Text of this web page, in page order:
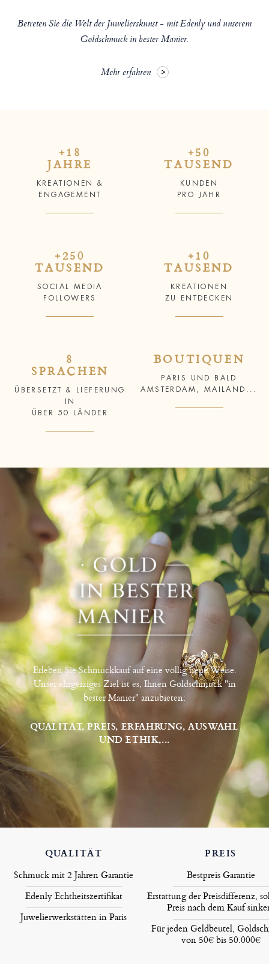
Betreten Sie die Welt der Juwelierskunst - mit Edenly und unserem
Goldschmuck in bester Manier.
Mehr erfahren
+18
JAHRE
KREATIONEN &
ENGAGEMENT
+50
TAUSEND
KUNDEN
PRO JAHR
+250
TAUSEND
SOCIAL MEDIA
FOLLOWERS
+10
TAUSEND
KREATIONEN
ZU ENTDECKEN
8
SPRACHEN
ÜBERSETZT & LIEFERUNG
IN
ÜBER 50 LÄNDER
BOUTIQUEN
PARIS UND BALD
AMSTERDAM, MAILAND...
Erleben Sie Schmuckkauf auf eine völlig neue Weise.
Unser ehrgeiziges Ziel ist es, Ihnen Goldschmuck "in
bester Manier" anzubieten:
QUALITÄT, PREIS, ERFAHRUNG, AUSWAHL
UND ETHIK,...
QUALITÄT
Schmuck mit 2 Jahren Garantie
Edenly Echtheitszertifikat
Juwelierwerkstätten in Paris
PREIS
Bestpreis Garantie
Erstattung der Preisdifferenz,
Preis nach dem Kauf
Für jeden Geldbeutel,
von 50€ bis 50.000€